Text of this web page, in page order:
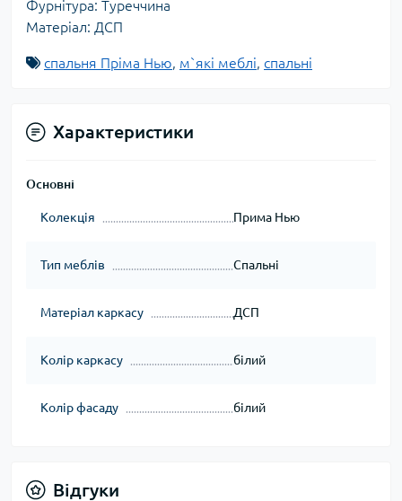
Фурнітура: Туреччина
Матеріал: ДСП
спальня Пріма Нью м`які меблі спальні
Характеристики
Основні
Колекція Прима Нью
Тип меблів Спальні
Матеріал каркасу ДСП
Колір каркасу білий
Колір фасаду білий
Відгуки